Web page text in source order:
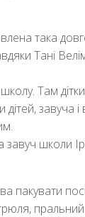
така
Тані
Там
завуча і
школи
пакувати
пральний